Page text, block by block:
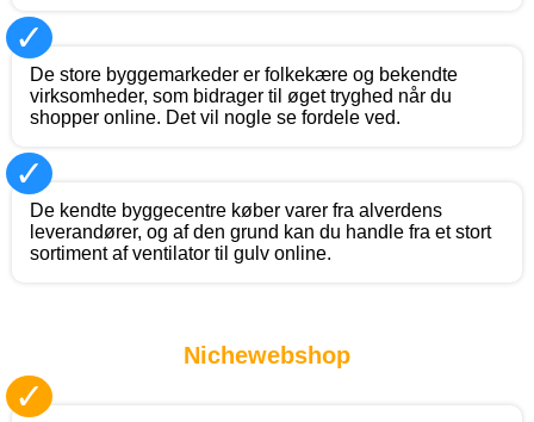
✓
De store byggemarkeder er folkekære og bekendte
virksomheder, som bidrager til øget tryghed når du
shopper online. Det vil nogle se fordele ved.
✓
De kendte byggecentre køber varer fra alverdens
leverandører, og af den grund kan du handle fra et stort
sortiment af ventilator til gulv online.
Nichewebshop
✓